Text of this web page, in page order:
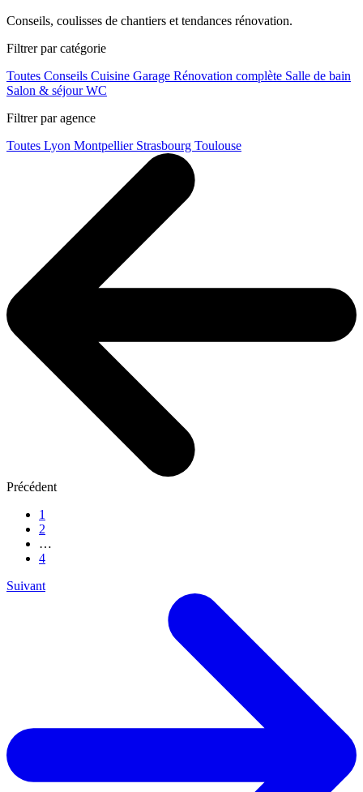
Conseils, coulisses de chantiers et tendances rénovation.
Filtrer par catégorie
Toutes Conseils Cuisine Garage Rénovation complète Salle de bain
Salon & séjourWC
Filtrer par agence
Toutes Lyon Montpellier Strasbourg Toulouse
Précédent
1
2
…
4
Suivant